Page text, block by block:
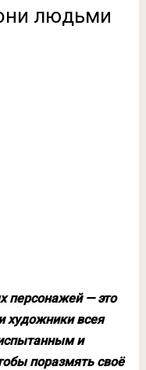
людьми
персонажей — это
художники всея
и
поразмять своё